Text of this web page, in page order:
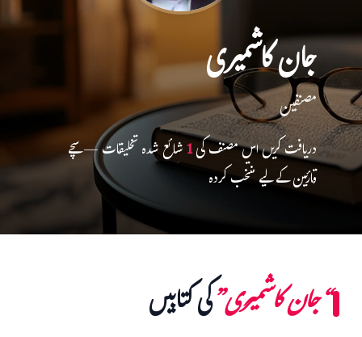
جان کاشمیری
مصنفین
دریافت کریں اس مصنف کی1شائع شدہ تخلیقات — سچے
قارئین کے لیے منتخب کردہ
“جان کاشمیری”کی کتابیں